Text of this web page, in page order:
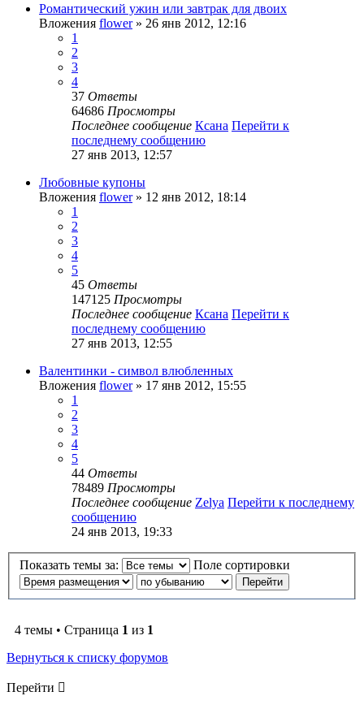
Романтический ужин или завтрак для двоих
Вложения flower» 26 янв 2012, 12:16
1
2
3
4
37 Ответы
64686 Просмотры
Последнее сообщение Ксана Перейти к
последнему сообщению
27 янв 2013, 12:57
Любовные купоны
Вложения flower» 12 янв 2012, 18:14
1
2
3
4
5
45 Ответы
147125 Просмотры
Последнее сообщение Ксана Перейти к
последнему сообщению
27 янв 2013, 12:55
Валентинки - символ влюбленных
Вложения flower» 17 янв 2012, 15:55
1
2
3
4
5
44 Ответы
78489 Просмотры
Последнее сообщение Zelya Перейти к последнему
сообщению
24 янв 2013, 19:33
Показать темы за: Поле сортировки
4 темы • Страница 1 из 1
Вернуться к списку форумов
Перейти